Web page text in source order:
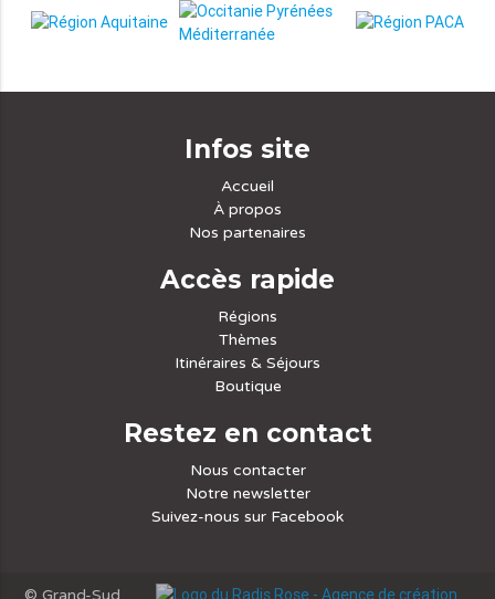
Infos site
Accueil
À propos
Nos partenaires
Accès rapide
Régions
Thèmes
Itinéraires & Séjours
Boutique
Restez en contact
Nous contacter
Notre newsletter
Suivez-nous sur Facebook
© Grand-Sud